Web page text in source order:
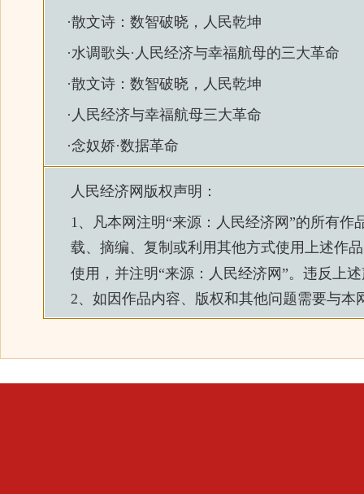
·散文诗：数智破晓，人民乾坤
·水调歌头·人民经济与幸福航母的三大革命
·散文诗：数智破晓，人民乾坤
· 人民经济与幸福航母三大革命
·念奴娇·数据革命
人民经济网 版权声明：
1、凡本网注明“来源： 人民经济网 ”的所有作
载、摘编、复制或利用其他方式使用上述作
使用，并注明“来源： 人民经济网 ”。违反上
2、如因作品内容、版权和其他问题需要与本